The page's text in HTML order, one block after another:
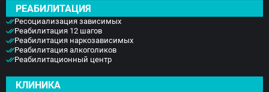
РЕАБИЛИТАЦИЯ
Ресоциализация зависимых
Реабилитация 12 шагов
Реабилитация наркозависимых
Реабилитация алкоголиков
Реабилитационный центр
КЛИНИКА